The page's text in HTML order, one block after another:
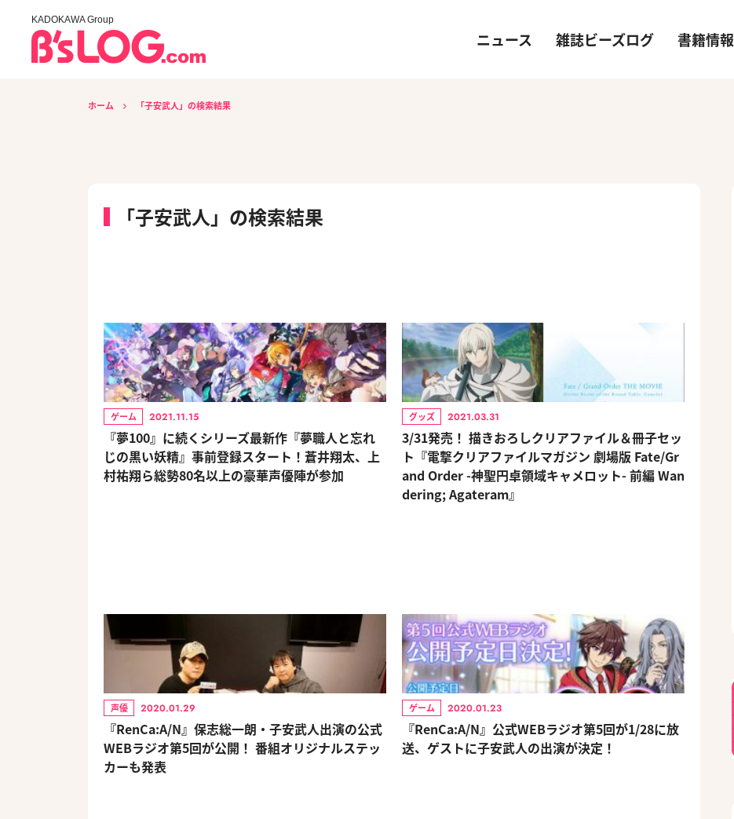
KADOKAWA Group
ニュース 雑誌ビーズログ 書籍情報
ホーム 「子安武人」の検索結果
「子安武人」の検索結果
ゲーム 2021.11.15
『夢100』に続くシリーズ最新作『夢職人と忘れ
じの黒い妖精』事前登録スタート！蒼井翔太、上
村祐翔ら総勢80名以上の豪華声優陣が参加
グッズ 2021.03.31
3/31発売！ 描きおろしクリアファイル＆冊子セッ
ト『電撃クリアファイルマガジン 劇場版 Fate/Gr
and Order -神聖円卓領域キャメロット- 前編 Wan
dering; Agateram』
声優 2020.01.29
『RenCa:A/N』保志総一朗・子安武人出演の公式
WEBラジオ第5回が公開！ 番組オリジナルステッ
カーも発表
ゲーム 2020.01.23
『RenCa:A/N』公式WEBラジオ第5回が1/28に放
送、ゲストに子安武人の出演が決定！